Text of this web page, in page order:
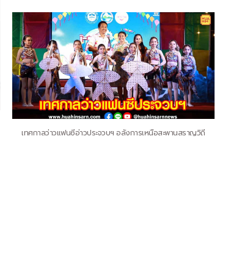
เทศกาลว่าวแฟนซีอ่าวประจวบฯ อลังการเหนือสะพานสราญวิถี